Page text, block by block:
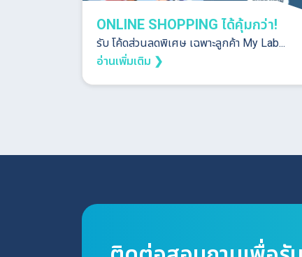
ONLINE SHOPPING ได้คุ้มกว่า!
รับ โค้ดส่วนลดพิเศษ เฉพาะลูกค้า My Lab...
อ่านเพิ่มเติม ❯